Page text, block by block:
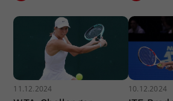
11.12.2024 10.12.2024